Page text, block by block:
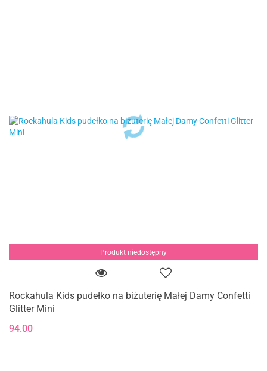
Produkt niedostępny
Rockahula Kids pudełko na biżuterię Małej Damy Confetti
Glitter Mini
94.00